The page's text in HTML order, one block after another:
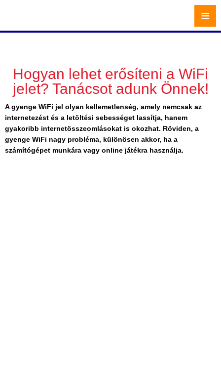
Hogyan lehet erősíteni a WiFi
jelet? Tanácsot adunk Önnek!
A gyenge WiFi jel olyan kellemetlenség, amely nemcsak az
internetezést és a letöltési sebességet lassítja, hanem
gyakoribb internetösszeomlásokat is okozhat. Röviden, a
gyenge WiFi nagy probléma, különösen akkor, ha a
számítógépet munkára vagy online játékra használja.
≡